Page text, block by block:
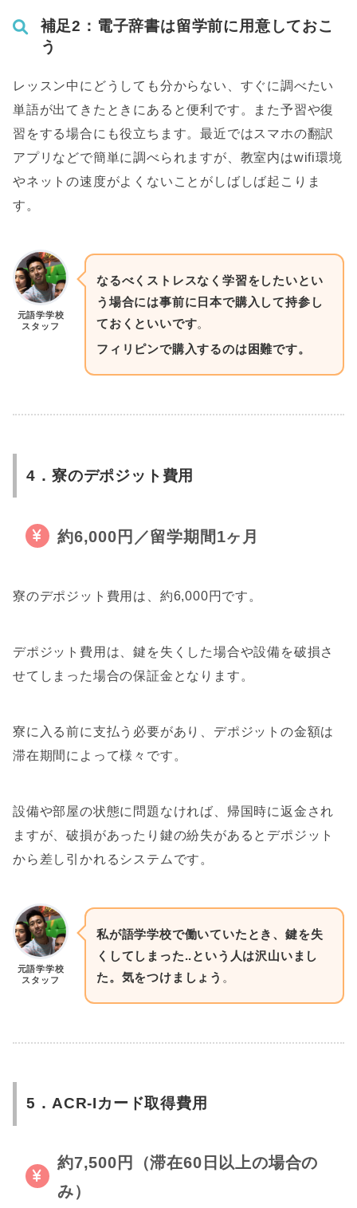
補足2：電子辞書は留学前に用意しておこ
う
レッスン中にどうしても分からない、すぐに調べたい
単語が出てきたときにあると便利です。また予習や復
習をする場合にも役立ちます。最近ではスマホの翻訳
アプリなどで簡単に調べられますが、教室内はwifi環境
やネットの速度がよくないことがしばしば起こりま
す。
元語学学校
スタッフ
なるべくストレスなく学習をしたいとい
う場合には事前に日本で購入して持参し
ておくといいです。
フィリピンで購入するのは困難です。
4．寮のデポジット費用
約6,000円／留学期間1ヶ月
寮のデポジット費用は、約6,000円です。
デポジット費用は、鍵を失くした場合や設備を破損さ
せてしまった場合の保証金となります。
寮に入る前に支払う必要があり、デポジットの金額は
滞在期間によって様々です。
設備や部屋の状態に問題なければ、帰国時に返金され
ますが、破損があったり鍵の紛失があるとデポジット
から差し引かれるシステムです。
元語学学校
スタッフ
私が語学学校で働いていたとき、鍵を失
くしてしまった..という人は沢山いまし
た。気をつけましょう 。
5．ACR-Iカード取得費用
約7,500円（滞在60日以上の場合の
み）